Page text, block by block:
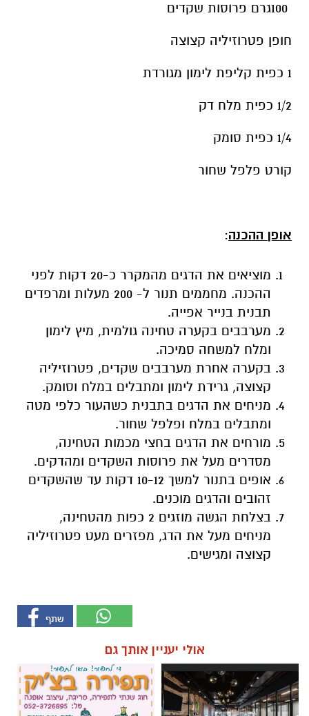
חופן פטרוזיליה קצוצה
1 כפית קליפת לימון מגורדת
1/2 כפית מלח דק
1/4 כפית סומק
קורט פלפל שחור
אופן ההכנה:
מוציאים את הדגים מהמקרר כ-20 דקות לפני
ההכנה. מחממים תנור ל- 200 מעלות ומרפדים
תבנית בנייר אפייה.
מערבבים בקערה טחינה גולמית, מיץ לימון
ומלח למשחה סמיכה.
בקערה אחרת מערבבים שקדים, פטרוזיליה
קצוצה, גרידת לימון ומתבלים במלח וסומק.
מניחים את הדגים בתבנית כשהעור כלפי מטה
ומתבלים במלח ופלפל שחור.
מורחים את הדגים בחצי מכמות הטחינה,
מסדרים מעל את פרוסות השקדים ומהדקים.
אופים בתנור למשך 10-12 דקות עד שהשקדים
זהובים והדגים מוכנים.
בצלחת הגשה מוזגים 2 כפות מהטחינה,
מניחים מעל את הדג, מפזרים מעט פטרוזיליה
קצוצה ומגישים.
אולי יעניין אותך גם